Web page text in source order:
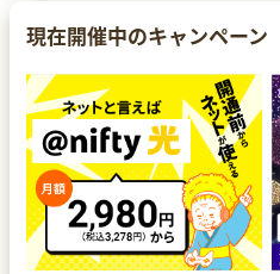
現在開催中のキャンペーン